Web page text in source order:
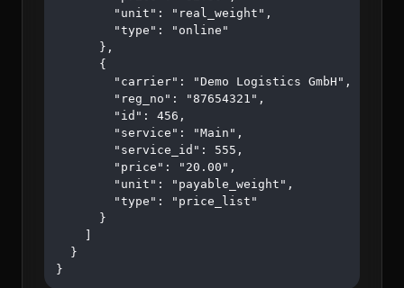
        "unit": "real_weight",
        "type": "online"
      },
      {
        "carrier": "Demo Logistics GmbH",
        "reg_no": "87654321",
        "id": 456,
        "service": "Main",
        "service_id": 555,
        "price": "20.00",
        "unit": "payable_weight",
        "type": "price_list"
      }
  }
}